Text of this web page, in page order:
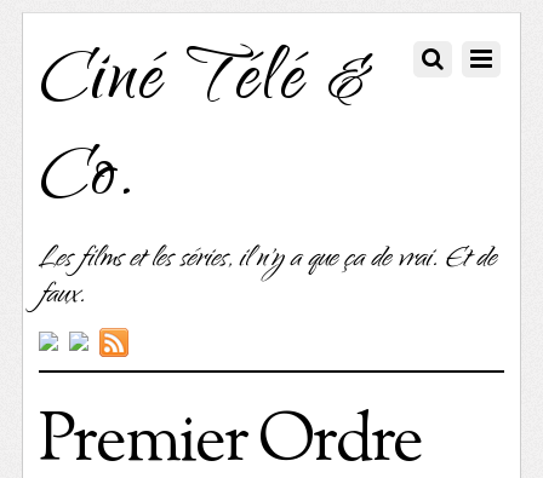
Ciné Télé &
Co.
Les films et les séries, il n'y a que ça de vrai. Et de
faux.
Premier Ordre